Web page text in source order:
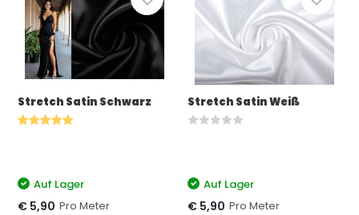
Stretch Satin Schwarz
Auf Lager
€ 5,90 Pro Meter
Stretch Satin Weiß
Auf Lager
€ 5,90 Pro Meter